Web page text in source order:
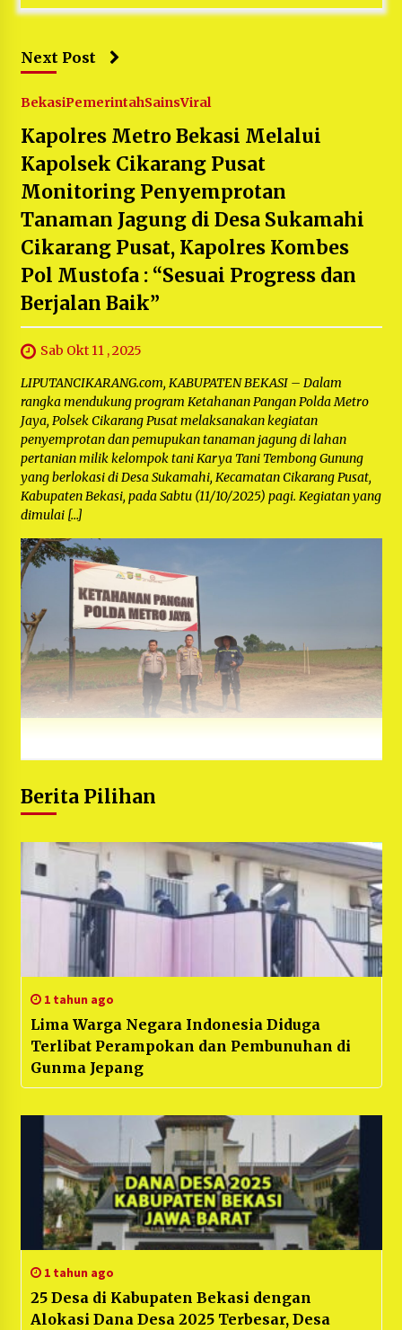
Next Post
BekasiPemerintahSainsViral
Kapolres Metro Bekasi Melalui
Kapolsek Cikarang Pusat
Monitoring Penyemprotan
Tanaman Jagung di Desa Sukamahi
Cikarang Pusat, Kapolres Kombes
Pol Mustofa : “Sesuai Progress dan
Berjalan Baik”
Sab Okt 11 , 2025
LIPUTANCIKARANG.com, KABUPATEN BEKASI – Dalam
rangka mendukung program Ketahanan Pangan Polda Metro
Jaya, Polsek Cikarang Pusat melaksanakan kegiatan
penyemprotan dan pemupukan tanaman jagung di lahan
pertanian milik kelompok tani Karya Tani Tembong Gunung
yang berlokasi di Desa Sukamahi, Kecamatan Cikarang Pusat,
Kabupaten Bekasi, pada Sabtu (11/10/2025) pagi. Kegiatan yang
dimulai […]
Berita Pilihan
1 tahun ago
Lima Warga Negara Indonesia Diduga
Terlibat Perampokan dan Pembunuhan di
Gunma Jepang
1 tahun ago
25 Desa di Kabupaten Bekasi dengan
Alokasi Dana Desa 2025 Terbesar, Desa